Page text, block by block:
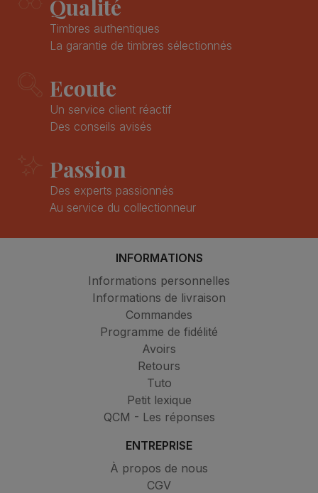
Qualité
Timbres authentiques
La garantie de timbres sélectionnés
Ecoute
Un service client réactif
Des conseils avisés
Passion
Des experts passionnés
Au service du collectionneur
INFORMATIONS
Informations personnelles
Informations de livraison
Commandes
Programme de fidélité
Avoirs
Retours
Tuto
Petit lexique
QCM - Les réponses
ENTREPRISE
À propos de nous
CGV